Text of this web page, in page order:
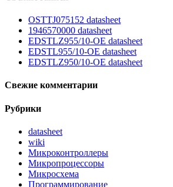
OSTTJ075152 datasheet
1946570000 datasheet
EDSTLZ955/10-OE datasheet
EDSTL955/10-OE datasheet
EDSTLZ950/10-OE datasheet
Свежие комментарии
Рубрики
datasheet
wiki
Микроконтроллеры
Микропроцессоры
Микросхема
Программирование